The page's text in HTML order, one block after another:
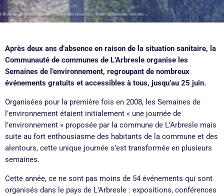
Après deux ans d’absence en raison de la situation sanitaire, la
Communauté de communes de L’Arbresle organise les
Semaines de l’environnement, regroupant de nombreux
événements gratuits et accessibles à tous, jusqu’au 25 juin.
Organisées pour la première fois en 2008, les Semaines de
l’environnement étaient initialement « une journée de
l’environnement » proposée par la commune de L’Arbresle mais
suite au fort enthousiasme des habitants de la commune et des
alentours, cette unique journée s’est transformée en plusieurs
semaines.
Cette année, ce ne sont pas moins de 54 événements qui sont
organisés dans le pays de L’Arbresle : expositions, conférences